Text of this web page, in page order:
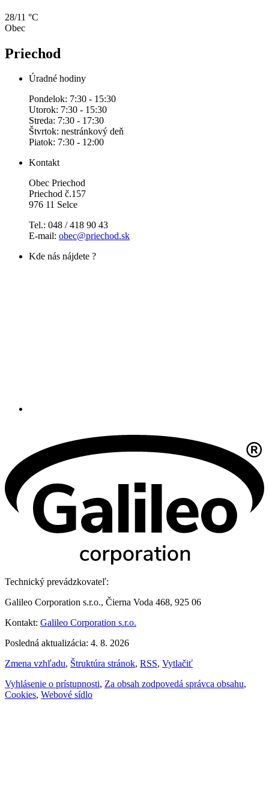
28/11 °C
Obec
Priechod
Úradné hodiny
Pondelok: 7:30 - 15:30
Utorok: 7:30 - 15:30
Streda: 7:30 - 17:30
Štvrtok: nestránkový deň
Piatok: 7:30 - 12:00
Kontakt
Obec Priechod
Priechod č.157
976 11 Selce
Tel.: 048 / 418 90 43
E-mail: obec@priechod.sk
Kde nás nájdete ?
Technický prevádzkovateľ:
Galileo Corporation s.r.o., Čierna Voda 468, 925 06
Kontakt: Galileo Corporation s.r.o.
Posledná aktualizácia: 4. 8. 2026
Zmena vzhľadu, Štruktúra stránok, RSS, Vytlačiť
Vyhlásenie o prístupnosti, Za obsah zodpovedá správca obsahu,
Cookies, Webové sídlo